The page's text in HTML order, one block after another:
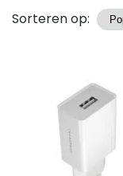
Producten
Sorteren op: